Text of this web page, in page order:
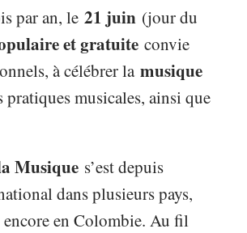
par an, le21 juin (jour du
et gratuite convie
à célébrer lamusique
musicales, ainsi que
Musique s’est depuis
dans plusieurs pays,
en Colombie. Au fil